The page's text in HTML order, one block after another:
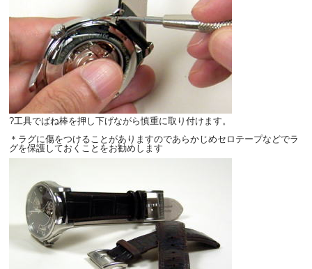
?工具でばね棒を押し下げながら慎重に取り付けます。
＊ラグに傷をつけることがありますのであらかじめセロテープなどでラ
グを保護しておくことをお勧めします